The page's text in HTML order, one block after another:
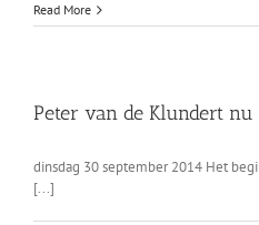
barbecue
Read More
Peter van de Klundert
dinsdag 30 september 2014 Het
[...]